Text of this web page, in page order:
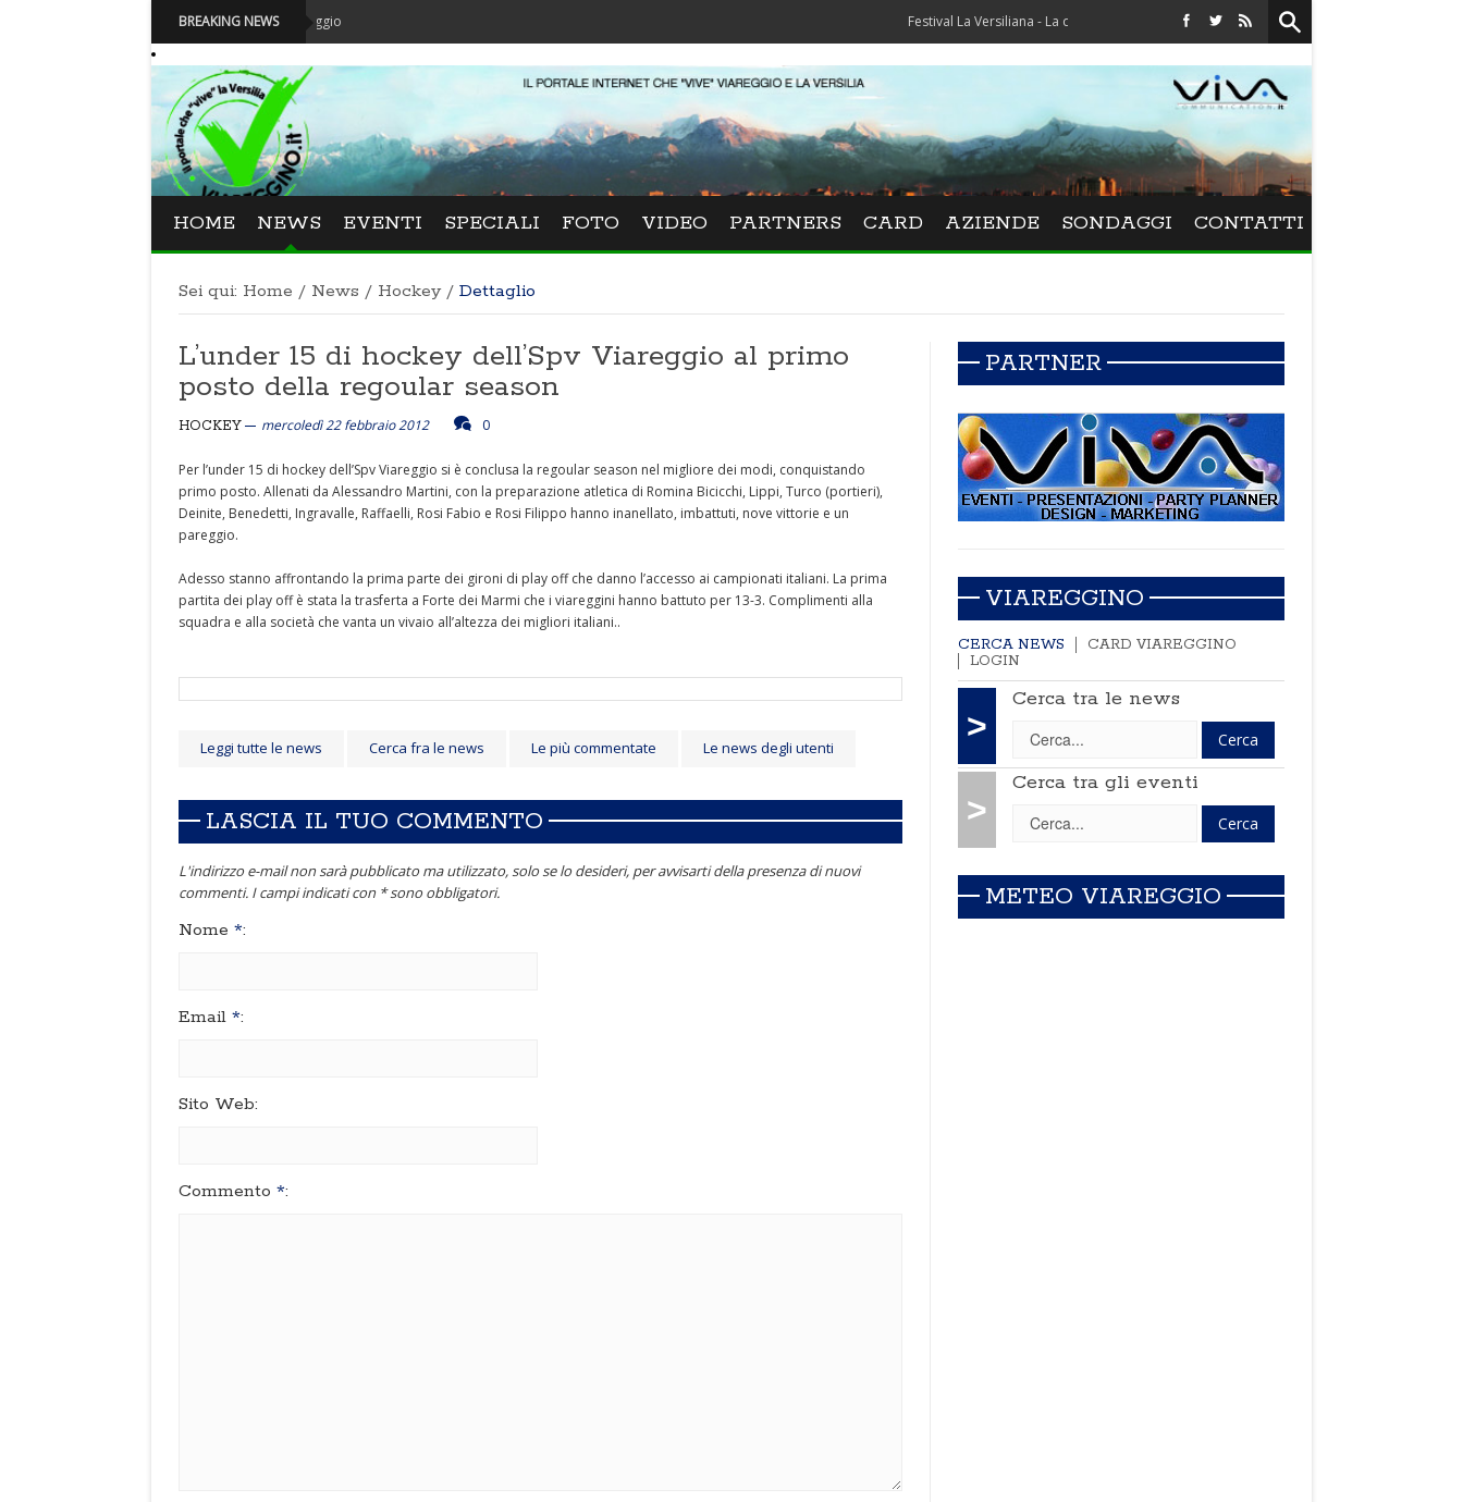
BREAKING NEWS
la nuova Fondazione Carnevale di Viareggio Festival La Versiliana - La direttrice lucchese Beatrice Venezi torna alla Versiliana
HOME NEWS EVENTI SPECIALI FOTO VIDEO PARTNERS CARD AZIENDE SONDAGGI CONTATTI
Sei qui: Home / News / Hockey / Dettaglio
L’under 15 di hockey dell’Spv Viareggio al primo
posto della regoular season
HOCKEY mercoledì 22 febbraio 2012 0
Per l’under 15 di hockey dell’Spv Viareggio si è conclusa la regoular season nel migliore dei modi, conquistando
primo posto. Allenati da Alessandro Martini, con la preparazione atletica di Romina Bicicchi, Lippi, Turco (portieri),
Deinite, Benedetti, Ingravalle, Raffaelli, Rosi Fabio e Rosi Filippo hanno inanellato, imbattuti, nove vittorie e un
pareggio.
Adesso stanno affrontando la prima parte dei gironi di play off che danno l’accesso ai campionati italiani. La prima
partita dei play off è stata la trasferta a Forte dei Marmi che i viareggini hanno battuto per 13-3. Complimenti alla
squadra e alla società che vanta un vivaio all’altezza dei migliori italiani..
Leggi tutte le news Cerca fra le news Le più commentate Le news degli utenti
LASCIA IL TUO COMMENTO
L'indirizzo e-mail non sarà pubblicato ma utilizzato, solo se lo desideri, per avvisarti della presenza di nuovi
commenti. I campi indicati con * sono obbligatori.
Nome *:
Email *:
Sito Web:
Commento *:
PARTNER
VIAREGGINO
CERCA NEWS
CARD VIAREGGINO
LOGIN
>
Cerca tra le news
>
Cerca tra gli eventi
METEO VIAREGGIO